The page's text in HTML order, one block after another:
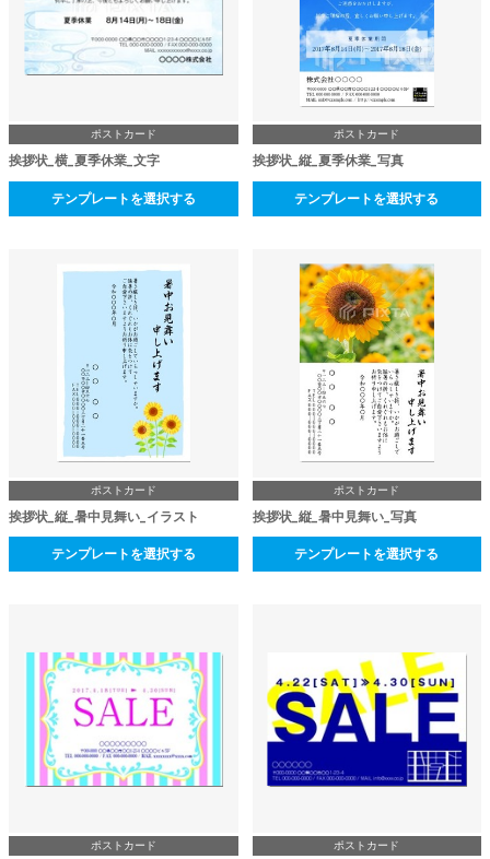
ポストカード
挨拶状_横_夏季休業_文字
テンプレートを選択する
ポストカード
挨拶状_縦_夏季休業_写真
テンプレートを選択する
ポストカード
挨拶状_縦_暑中見舞い_イラスト
テンプレートを選択する
ポストカード
挨拶状_縦_暑中見舞い_写真
テンプレートを選択する
ポストカード ポストカード